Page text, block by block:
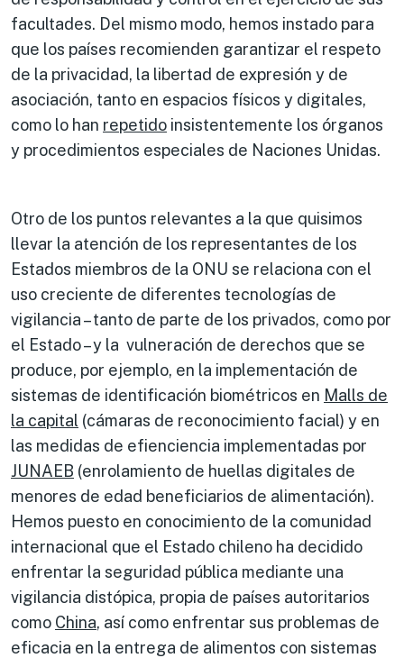
facultades. Del mismo modo, hemos instado para
que los países recomienden garantizar el respeto
de la privacidad, la libertad de expresión y de
asociación, tanto en espacios físicos y digitales,
como lo han repetido insistentemente los órganos
y procedimientos especiales de Naciones Unidas.
Otro de los puntos relevantes a la que quisimos
llevar la atención de los representantes de los
Estados miembros de la ONU se relaciona con el
uso creciente de diferentes tecnologías de
vigilancia – tanto de parte de los privados, como por
el Estado – y la vulneración de derechos que se
produce, por ejemplo, en la implementación de
sistemas de identificación biométricos en Malls de
la capital (cámaras de reconocimiento facial) y en
las medidas de efienciencia implementadas por
JUNAEB (enrolamiento de huellas digitales de
menores de edad beneficiarios de alimentación).
Hemos puesto en conocimiento de la comunidad
internacional que el Estado chileno ha decidido
enfrentar la seguridad pública mediante una
vigilancia distópica, propia de países autoritarios
como China, así como enfrentar sus problemas de
eficacia en la entrega de alimentos con sistemas